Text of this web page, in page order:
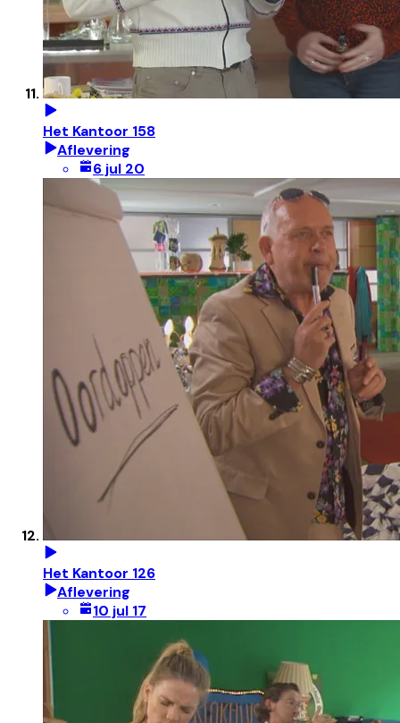
Het Kantoor 158
Aflevering
6 jul 20
Het Kantoor 126
Aflevering
10 jul 17